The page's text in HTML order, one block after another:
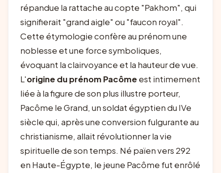
répandue la rattache au copte "Pakhom", qui
signifierait "grand aigle" ou "faucon royal".
Cette étymologie confère au prénom une
noblesse et une force symboliques,
évoquant la clairvoyance et la hauteur de vue.
L'origine du prénom Pacôme est intimement
liée à la figure de son plus illustre porteur,
Pacôme le Grand, un soldat égyptien du IVe
siècle qui, après une conversion fulgurante au
christianisme, allait révolutionner la vie
spirituelle de son temps. Né païen vers 292
en Haute-Égypte, le jeune Pacôme fut enrôlé